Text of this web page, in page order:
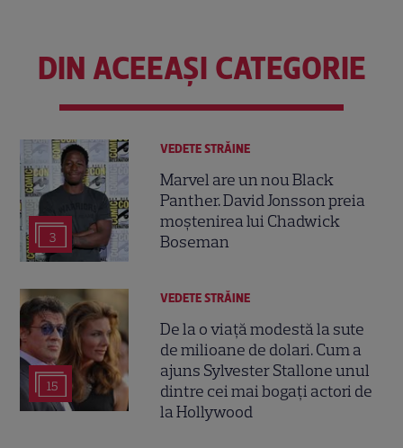
DIN ACEEAȘI CATEGORIE
3
VEDETE STRĂINE
Marvel are un nou Black
Panther. David Jonsson preia
moștenirea lui Chadwick
Boseman
15
VEDETE STRĂINE
De la o viață modestă la sute
de milioane de dolari. Cum a
ajuns Sylvester Stallone unul
dintre cei mai bogați actori de
la Hollywood